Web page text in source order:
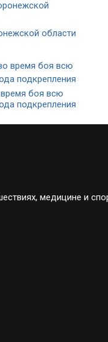
области
боя всю
подкрепления
медицине и